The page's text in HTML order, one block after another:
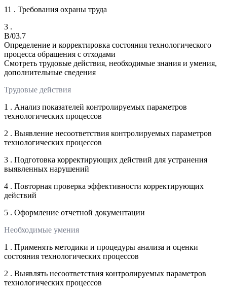
11 . Требования охраны труда
3 .
B/03.7
Определение и корректировка состояния технологического
процесса обращения с отходами
Смотреть трудовые действия, необходимые знания и умения,
дополнительные сведения
Трудовые действия
1 . Анализ показателей контролируемых параметров
технологических процессов
2 . Выявление несоответствия контролируемых параметров
технологических процессов
3 . Подготовка корректирующих действий для устранения
выявленных нарушений
4 . Повторная проверка эффективности корректирующих
действий
5 . Оформление отчетной документации
Необходимые умения
1 . Применять методики и процедуры анализа и оценки
состояния технологических процессов
2 . Выявлять несоответствия контролируемых параметров
технологических процессов